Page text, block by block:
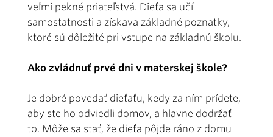
veľmi pekné priateľstvá. Dieťa sa učí
samostatnosti a získava základné poznatky,
ktoré sú dôležité pri vstupe na základnú školu.
Ako zvládnuť prvé dni v materskej škole?
Je dobré povedať dieťaťu, kedy za ním prídete,
aby ste ho odviedli domov, a hlavne dodržať
to. Môže sa stať, že dieťa pôjde ráno z domu